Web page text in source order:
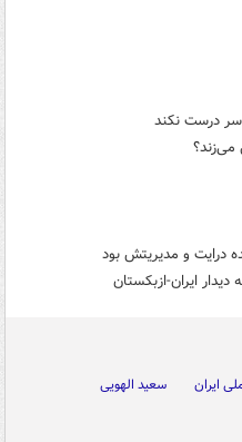
درست نکند
می‌زند؟
درایت و مدیریتش بود
ایران-ازبکستان
ایران
سعید الهویی